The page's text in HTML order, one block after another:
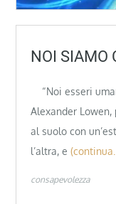
NOI SIAMO
“Noi esseri
Alexander
al suolo con
l’altra, e
consapevolezza